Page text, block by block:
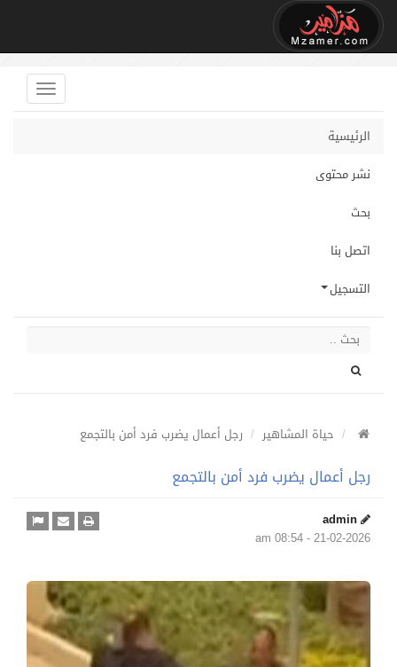
الرئيسية
نشر محتوى
بحث
اتصل بنا
التسجيل
حياة المشاهير رجل أعمال يضرب فرد أمن بالتجمع
رجل أعمال يضرب فرد أمن بالتجمع
admin
21-02-2026 - 08:54 am